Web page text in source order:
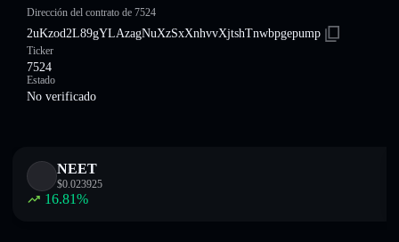
Dirección del contrato de 7524
2uKzod2L89gYLAzagNuXzSxXnhvvXjtshTnwbpgepump
Ticker
7524
Estado
No verificado
NEET
$0.023925
16.81%